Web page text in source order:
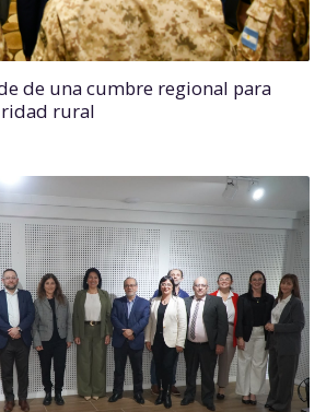
de una cumbre regional para
rural